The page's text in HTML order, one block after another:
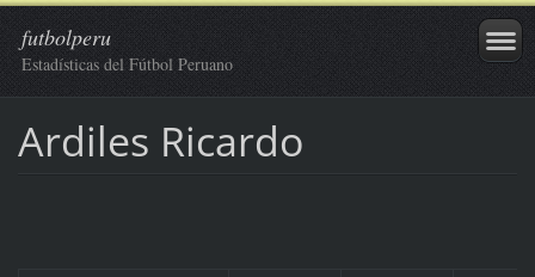
futbolperu
Estadísticas del Fútbol Peruano
Ardiles Ricardo